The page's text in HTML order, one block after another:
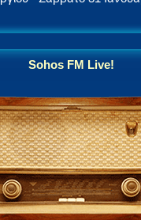
Sohos FM Live!